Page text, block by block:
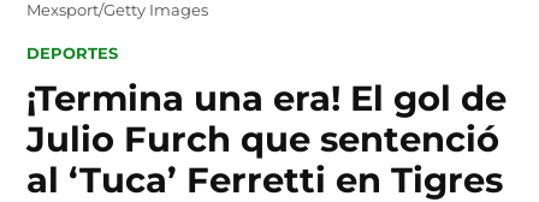
Mexsport/Getty Images
POSTED
DEPORTES
¡Termina una era! El gol de
Julio Furch que sentenció
al ‘Tuca’ Ferretti en Tigres